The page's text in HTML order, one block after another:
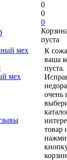
мех
мех
0
0
0
пуста
К
ваша
пуста.
очень
товар